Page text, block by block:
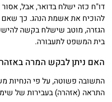
דו"ח כזה ישלח בדואר, אבל,
להוכיח את אשמת הנהג. כך שאם
הגזרה, מוטב שישלח בקשה
בית המשפט לתעבורה.
האם ניתן לבקש המרה
התשובה פשוטה, על פי הנחיות
התראה (אזהרה) בעבירות של